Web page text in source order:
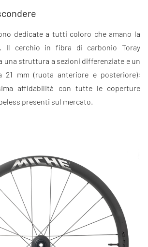
dedicate a tutti coloro che amano la
Il cerchio in fibra di carbonio Toray
una struttura a sezioni differenziate e un
21 mm (ruota anteriore e posteriore):
affidabilità con tutte le coperture
presenti sul mercato.
Grazie alla collaborazione con
ha messo a punto cuscinetti ceramici
analizzando ogni parametro.: dal
fino alla classe di tolleranza
la miglior soluzione possibile in
e durata. Attraverso le ghiere di
al mozzo anterirore che posteriore è
regolazione fine del mozzo.